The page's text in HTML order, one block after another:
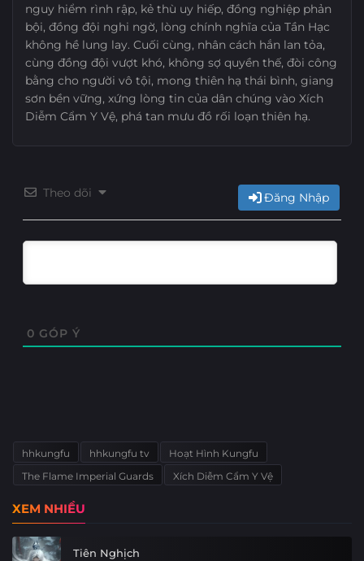
nguy hiểm rình rập, kẻ thù uy hiếp, đồng nghiệp phản
bội, đồng đội nghi ngờ, lòng chính nghĩa của Tần Hạc
không hề lung lay. Cuối cùng, nhân cách hắn lan tỏa,
cùng đồng đội vượt khó, không sợ quyền thế, đòi công
bằng cho người vô tội, mong thiên hạ thái bình, giang
sơn bền vững, xứng lòng tin của dân chúng vào Xích
Diễm Cẩm Y Vệ, phá tan mưu đồ rối loạn thiên hạ.
Theo dõi Đăng Nhập
0 GÓP Ý
hhkungfu hhkungfu tv
Hoạt Hình Kungfu
The Flame Imperial Guards
Xích Diễm Cẩm Y Vệ
XEM NHIỀU
Tiên Nghịch